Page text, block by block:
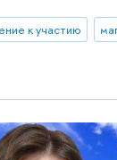
к участию